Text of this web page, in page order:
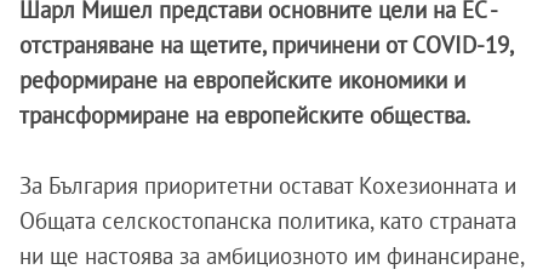
Шарл Мишел представи основните цели на ЕС -
отстраняване на щетите, причинени от COVID-19,
реформиране на европейските икономики и
трансформиране на европейските общества.
За България приоритетни остават Кохезионната и
Общата селскостопанска политика, като страната
ни ще настоява за амбициозното им финансиране,